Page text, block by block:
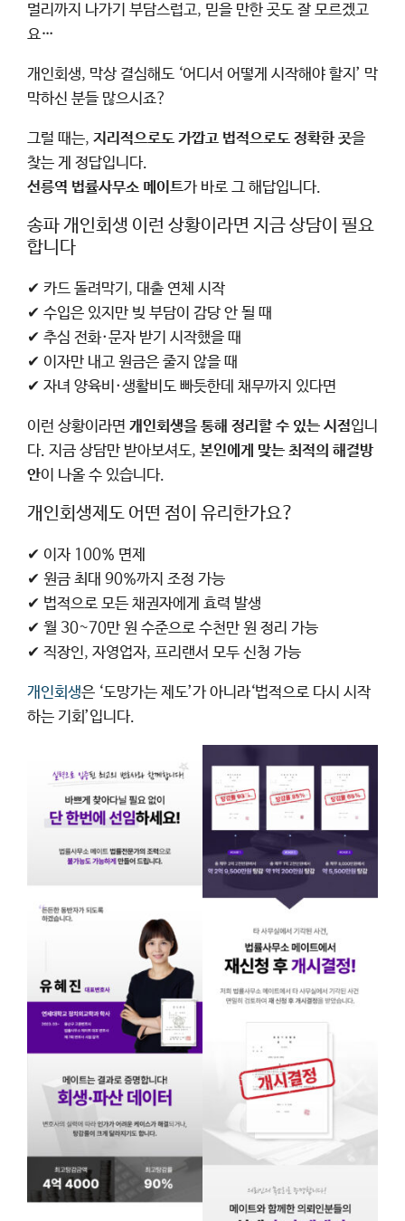
멀리까지 나가기 부담스럽고, 믿을 만한 곳도 잘 모르겠고
요…
개인회생, 막상 결심해도 ‘어디서 어떻게 시작해야 할지’ 막
막하신 분들 많으시죠?
그럴 때는, 지리적으로도 가깝고 법적으로도 정확한 곳을
찾는 게 정답입니다.
선릉역 법률사무소 메이트가 바로 그 해답입니다.
송파 개인회생 이런 상황이라면 지금 상담이 필요
합니다
✔ 카드 돌려막기, 대출 연체 시작
✔ 수입은 있지만 빚 부담이 감당 안 될 때
✔ 추심 전화·문자 받기 시작했을 때
✔ 이자만 내고 원금은 줄지 않을 때
✔ 자녀 양육비·생활비도 빠듯한데 채무까지 있다면
이런 상황이라면 개인회생을 통해 정리할 수 있는 시점입니
다. 지금 상담만 받아보셔도, 본인에게 맞는 최적의 해결방
안이 나올 수 있습니다.
개인회생제도 어떤 점이 유리한가요?
✔ 이자 100% 면제
✔ 원금 최대 90%까지 조정 가능
✔ 법적으로 모든 채권자에게 효력 발생
✔ 월 30~70만 원 수준으로 수천만 원 정리 가능
✔ 직장인, 자영업자, 프리랜서 모두 신청 가능
개인회생은 ‘도망가는 제도’가 아니라‘법적으로 다시 시작
하는 기회’입니다.